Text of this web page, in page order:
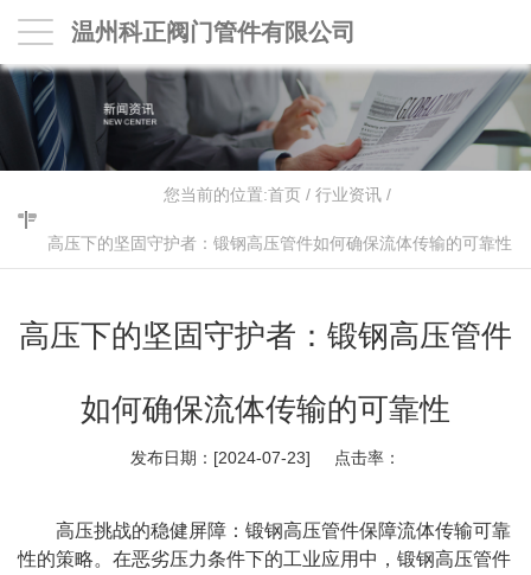
温州科正阀门管件有限公司
您当前的位置:首页/ 行业资讯/
高压下的坚固守护者：锻钢高压管件如何确保流体传输的可靠性
高压下的坚固守护者：锻钢高压管件
如何确保流体传输的可靠性
发布日期：[2024-07-23] 点击率：
高压挑战的稳健屏障：锻钢高压管件保障流体传输可靠
性的策略。在恶劣压力条件下的工业应用中，锻钢高压管件